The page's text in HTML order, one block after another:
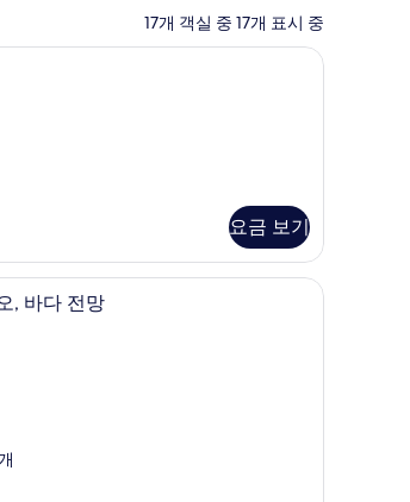
17개 객실 중 17개 표시 중
고급 침구, 오리/거위털 이불, 무료 미니바 품목
요금 보기
료 미니바 품목, 객실 내 금고
파노라믹 스튜디오, 바다 전망 | 고급 침구, 오
, 바다 전망